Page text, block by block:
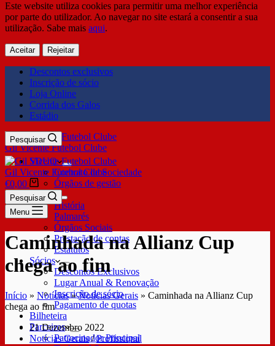
Este website utiliza cookies para permitir uma melhor experiência
por parte do utilizador. Ao navegar no site estará a consentir a sua
utilização. Sabe mais aqui.
Aceitar Rejeitar
Descontos exclusivos
Inscrição de sócio
Loja Online
Corrida dos Galos
Estádio
Gil Vicente Futebol Clube
Pesquisar
SDUQ
Contrato de Sociedade
Órgãos de gestão
Clube
História
Palmarés
Órgãos Sociais
Prestação de contas
Estatutos
Sócios
Descontos Exclusivos
Lugar Anual & Renovação
Inscrição de sócio
Pagamento de quotas
Bilheteira
Parceiros
Patrocinador Principal
Gil Vicente Futebol Clube
€0,00
Pesquisar
Menu
Caminhada na Allianz Cup
chega ao fim
Início » Notícias»Notícias Gerais » Caminhada na Allianz Cup
chega ao fim
21 Dezembro 2022
Notícias Gerais/Profissional